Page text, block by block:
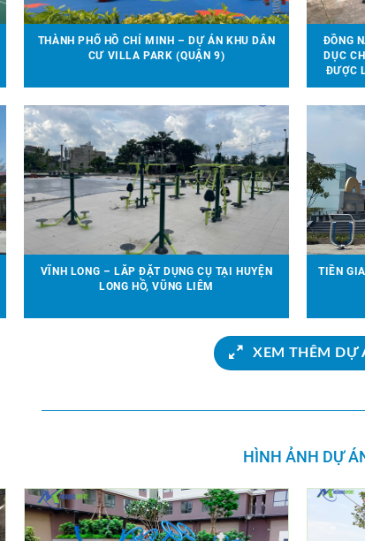
THÀNH PHỐ HỒ CHÍ MINH – DỰ ÁN KHU DÂN
CƯ VILLA PARK (QUẬN 9)
ĐỒNG
DỤC
ĐƯỢC
VĨNH LONG – LẮP ĐẶT DỤNG CỤ TẠI HUYỆN
LONG HỒ, VŨNG LIÊM
TIỀN
XEM THÊM DỰ
HÌNH ẢNH DỰ